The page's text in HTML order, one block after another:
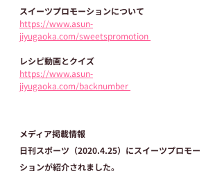
スイーツプロモーションについて
https://www.asun-
jiyugaoka.com/sweetspromotion
レシピ動画とクイズ
https://www.asun-
jiyugaoka.com/backnumber
メディア掲載情報
日刊スポーツ（2020.4.25）にスイーツプロモー
ションが紹介されました。